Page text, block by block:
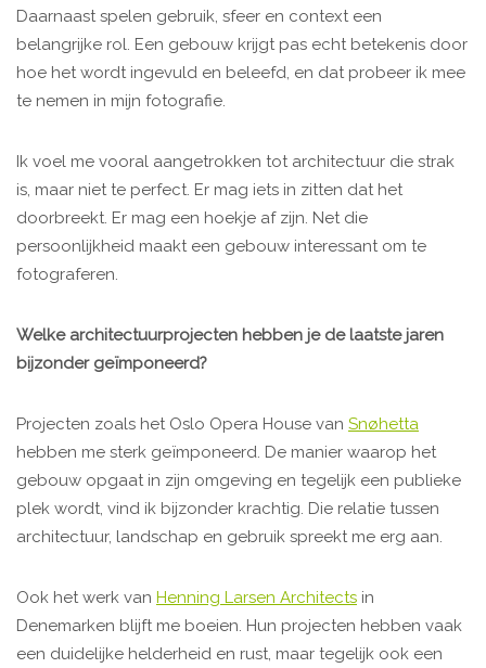
Daarnaast spelen gebruik, sfeer en context een
belangrijke rol. Een gebouw krijgt pas echt betekenis door
hoe het wordt ingevuld en beleefd, en dat probeer ik mee
te nemen in mijn fotografie.
Ik voel me vooral aangetrokken tot architectuur die strak
is, maar niet te perfect. Er mag iets in zitten dat het
doorbreekt. Er mag een hoekje af zijn. Net die
persoonlijkheid maakt een gebouw interessant om te
fotograferen.
Welke architectuurprojecten hebben je de laatste jaren
bijzonder geïmponeerd?
Projecten zoals het Oslo Opera House van Snøhetta
hebben me sterk geïmponeerd. De manier waarop het
gebouw opgaat in zijn omgeving en tegelijk een publieke
plek wordt, vind ik bijzonder krachtig. Die relatie tussen
architectuur, landschap en gebruik spreekt me erg aan.
Ook het werk van Henning Larsen Architects in
Denemarken blijft me boeien. Hun projecten hebben vaak
een duidelijke helderheid en rust, maar tegelijk ook een